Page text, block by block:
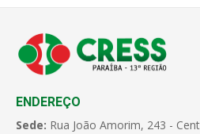
ENDEREÇO
Sede: Rua João Amorim, 243 -